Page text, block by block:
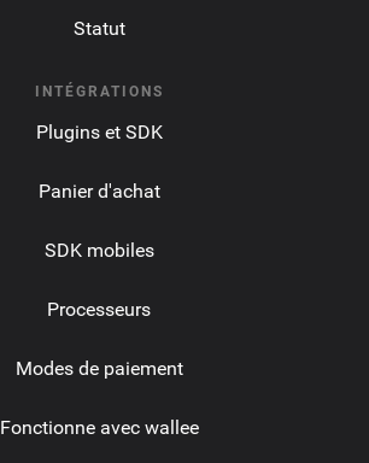
Statut
INTÉGRATIONS
Plugins et SDK
Panier d'achat
SDK mobiles
Processeurs
Modes de paiement
Fonctionne avec wallee